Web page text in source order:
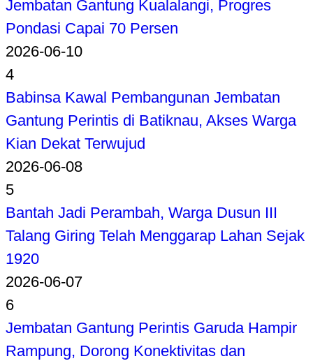
Jembatan Gantung Kualalangi, Progres
Pondasi Capai 70 Persen
2026-06-10
4
Babinsa Kawal Pembangunan Jembatan
Gantung Perintis di Batiknau, Akses Warga
Kian Dekat Terwujud
2026-06-08
5
Bantah Jadi Perambah, Warga Dusun III
Talang Giring Telah Menggarap Lahan Sejak
1920
2026-06-07
6
Jembatan Gantung Perintis Garuda Hampir
Rampung, Dorong Konektivitas dan